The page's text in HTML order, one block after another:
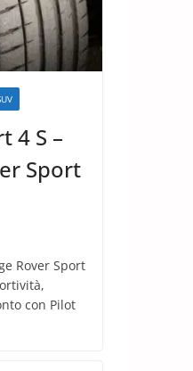
4 S –
Sport
Rover Sport
con Pilot